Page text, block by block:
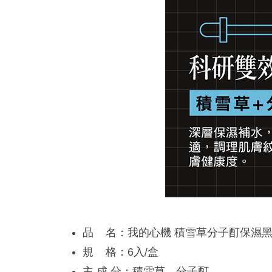
品 名：我的心機 積雪草分子酊保濕
規 格：6入/盒